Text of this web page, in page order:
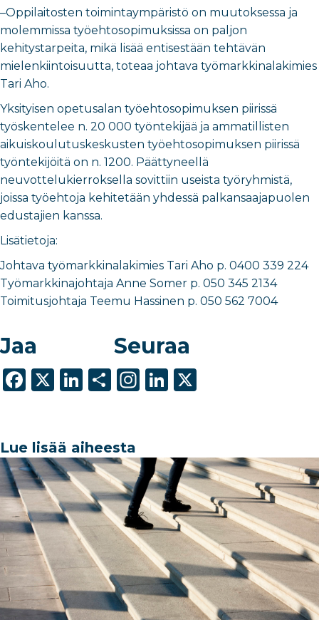
–Oppilaitosten toimintaympäristö on muutoksessa ja
molemmissa työehtosopimuksissa on paljon
kehitystarpeita, mikä lisää entisestään tehtävän
mielenkiintoisuutta, toteaa johtava työmarkkinalakimies
Tari Aho.
Yksityisen opetusalan työehtosopimuksen piirissä
työskentelee n. 20 000 työntekijää ja ammatillisten
aikuiskoulutuskeskusten työehtosopimuksen piirissä
työntekijöitä on n. 1200. Päättyneellä
neuvottelukierroksella sovittiin useista työryhmistä,
joissa työehtoja kehitetään yhdessä palkansaajapuolen
edustajien kanssa.
Lisätietoja:
Johtava työmarkkinalakimies Tari Aho p. 0400 339 224
Työmarkkinajohtaja Anne Somer p. 050 345 2134
Toimitusjohtaja Teemu Hassinen p. 050 562 7004
Jaa
F
e
b
o
o
k
X
Li
e
dI
n
S
e
Seuraa
In
ra
m
Li
dI
n
Lue lisää aiheesta